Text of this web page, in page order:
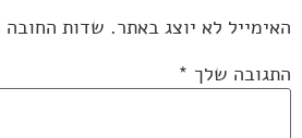
האימייל לא יוצג באתר. שדות החובה
התגובה שלך *